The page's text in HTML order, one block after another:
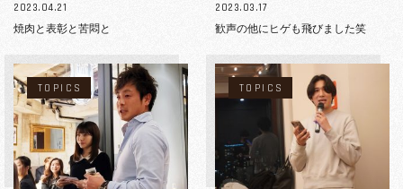
2023.04.21
焼肉と表彰と苦悶と
2023.03.17
歓声の他にヒゲも飛びました笑
TOPICS TOPICS